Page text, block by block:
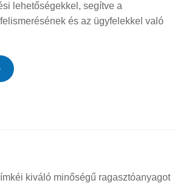
lehetőségekkel, segítve a
és az ügyfelekkel való
kiváló minőségű ragasztóanyagot